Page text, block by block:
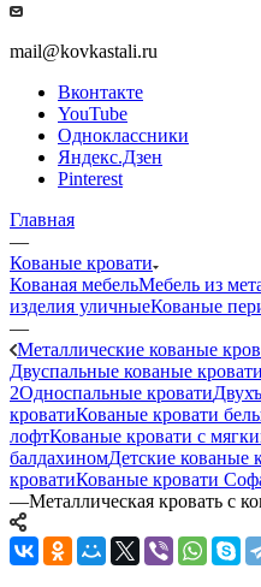
mail@kovkastali.ru
Вконтакте
YouTube
Одноклассники
Яндекс.Дзен
Pinterest
Главная
—
Кованые кровати
Кованая мебельМебель из
изделия уличныеКованые
—
Металлические кованые
Двуспальные кованые кровати
2Односпальные кровати
кроватиКованые кровати
лофтКованые кровати с
балдахиномДетские кованые
кроватиКованые кровати
—Металлическая кровать с